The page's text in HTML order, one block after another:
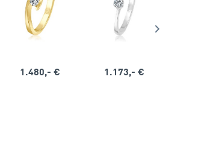
1.480,- € 1.173,- €